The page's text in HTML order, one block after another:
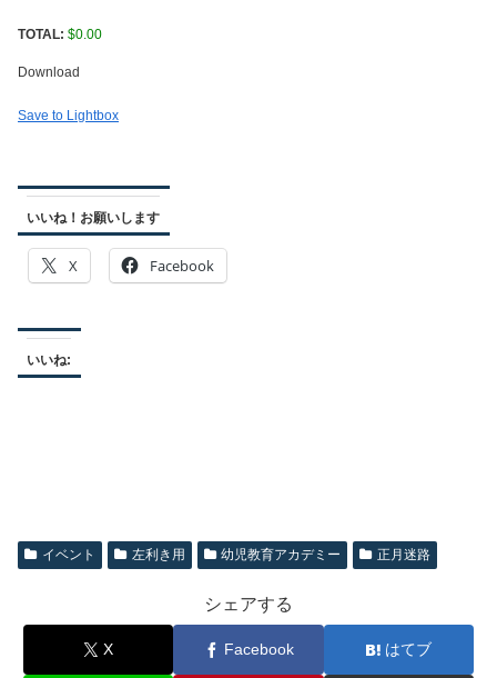
TOTAL: $0.00
Download
Save to Lightbox
いいね！お願いします
X Facebook
いいね:
イベント 左利き用 幼児教育アカデミー 正月迷路
シェアする
X Facebook はてブ